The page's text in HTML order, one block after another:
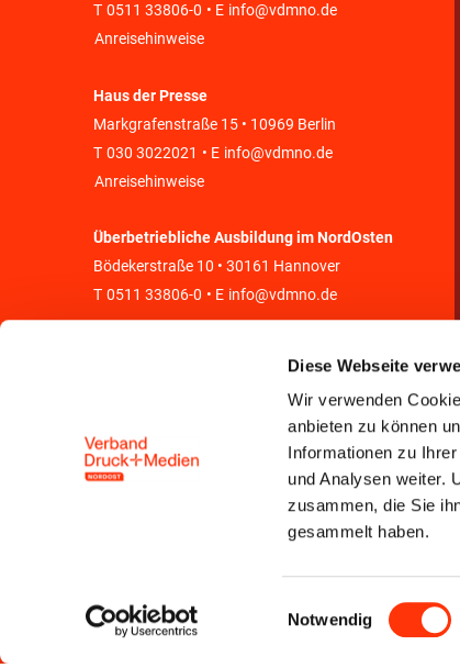
Diese Webseite
Wir verwenden
anbieten zu können
Informationen zu
und Analysen weiter.
zusammen, die Sie
gesammelt haben.
Einwilligungsauswahl
Notwendig
T 0511 33806-0 • E info@vdmno.de
Anreisehinweise
Haus der Presse
Markgrafenstraße 15 • 10969 Berlin
T 030 3022021 • E info@vdmno.de
Anreisehinweise
Überbetriebliche Ausbildung im NordOsten
Bödekerstraße 10 • 30161 Hannover
T 0511 33806-0 • E info@vdmno.de